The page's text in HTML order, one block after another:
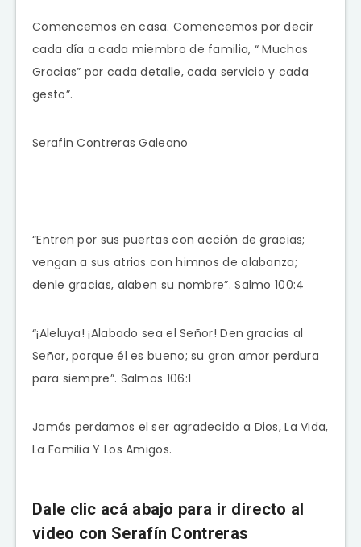
Comencemos en casa. Comencemos por decir
cada día a cada miembro de familia, “ Muchas
Gracias” por cada detalle, cada servicio y cada
gesto”.
Serafin Contreras Galeano
“Entren por sus puertas con acción de gracias;
vengan a sus atrios con himnos de alabanza;
denle gracias, alaben su nombre”. Salmo 100:4
“¡Aleluya! ¡Alabado sea el Señor! Den gracias al
Señor, porque él es bueno; su gran amor perdura
para siempre”. Salmos 106:1
Jamás perdamos el ser agradecido a Dios, La Vida,
La Familia Y Los Amigos.
Dale clic acá abajo para ir directo al
video con Serafín Contreras